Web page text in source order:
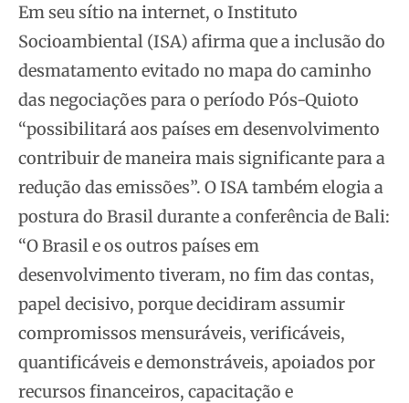
Em seu sítio na internet, o Instituto
Socioambiental (ISA) afirma que a inclusão do
desmatamento evitado no mapa do caminho
das negociações para o período Pós-Quioto
“possibilitará aos países em desenvolvimento
contribuir de maneira mais significante para a
redução das emissões”. O ISA também elogia a
postura do Brasil durante a conferência de Bali:
“O Brasil e os outros países em
desenvolvimento tiveram, no fim das contas,
papel decisivo, porque decidiram assumir
compromissos mensuráveis, verificáveis,
quantificáveis e demonstráveis, apoiados por
recursos financeiros, capacitação e